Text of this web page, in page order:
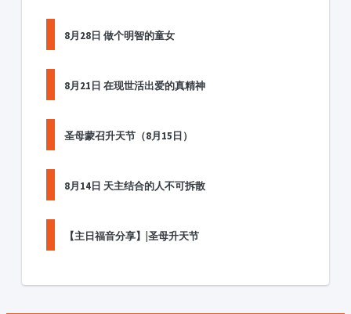
8月28日 做个明智的童女
8月21日 在现世活出爱的真精神
圣母蒙召升天节（8月15日）
8月14日 天主结合的人不可拆散
【主日福音分享】|圣母升天节